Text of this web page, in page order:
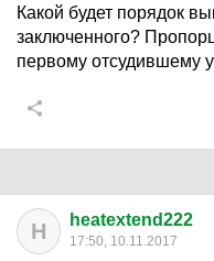
Какой будет порядок
заключенного?
первому отсудившему
H heatextend222
17:50, 10.11.2017